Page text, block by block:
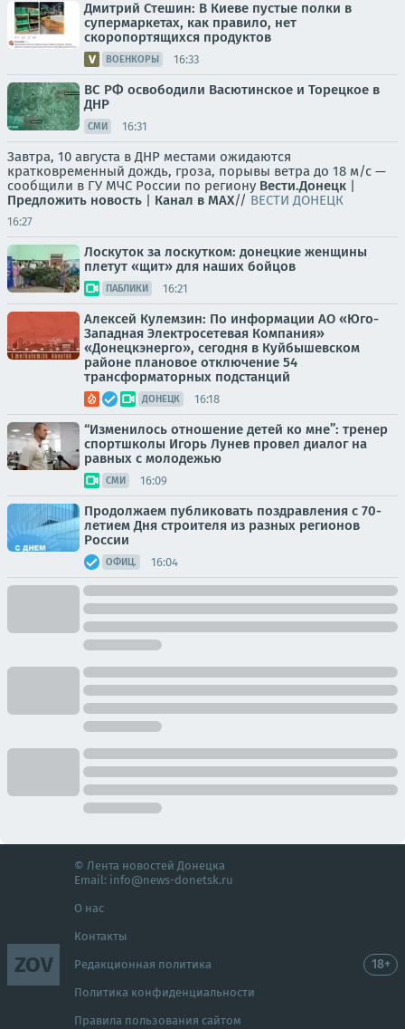
Дмитрий Стешин: В Киеве пустые полки в
супермаркетах, как правило, нет
скоропортящихся продуктов
ВОЕНКОРЫ 16:33
ВС РФ освободили Васютинское и Торецкое в
ДНР
СМИ 16:31
Завтра, 10 августа в ДНР местами ожидаются
кратковременный дождь, гроза, порывы ветра до 18 м/с —
сообщили в ГУ МЧС России по региону Вести.Донецк |
Предложить новость | Канал в MAX// ВЕСТИ ДОНЕЦК
16:27
Лоскуток за лоскутком: донецкие женщины
плетут «щит» для наших бойцов
ПАБЛИКИ 16:21
Алексей Кулемзин: По информации АО «Юго-
Западная Электросетевая Компания»
«Донецкэнерго», сегодня в Куйбышевском
районе плановое отключение 54
трансформаторных подстанций
ДОНЕЦК 16:18
“Изменилось отношение детей ко мне”: тренер
спортшколы Игорь Лунев провел диалог на
равных с молодежью
СМИ 16:09
Продолжаем публиковать поздравления с 70-
летием Дня строителя из разных регионов
России
ОФИЦ. 16:04
ZOV
© Лента новостей Донецка
Email: info@news-donetsk.ru
О нас
Контакты
Редакционная политика
Политика конфиденциальности
Правила пользования сайтом
18+